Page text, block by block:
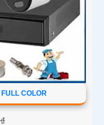
COLOR